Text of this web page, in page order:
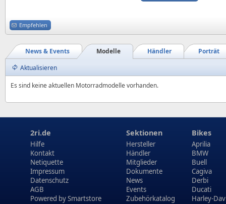
Empfehlen
Porträt
Händler
Modelle
News & Events
Aktualisieren
Es sind keine aktuellen Motorradmodelle vorhanden.
2ri.de
Hilfe
Kontakt
Netiquette
Impressum
Datenschutz
AGB
Powered bySmartstore
Sektionen
Hersteller
Händler
Mitglieder
Dokumente
News
Events
Zubehörkatalog
Bikes
Aprilia
BMW
Buell
Cagiva
Derbi
Ducati
Harley-